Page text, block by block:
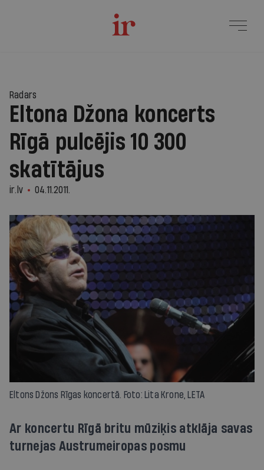
Radars
Eltona Džona koncerts
Rīgā pulcējis 10 300
skatītājus
ir.lv 04.11.2011.
Eltons Džons Rīgas koncertā. Foto: Lita Krone, LETA
Ar koncertu Rīgā britu mūziķis atklāja savas
turnejas Austrumeiropas posmu